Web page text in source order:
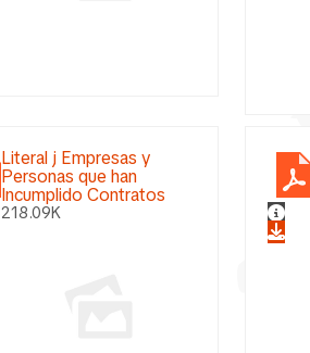
Literal j Empresas y
Personas que han
Incumplido Contratos
218.09K